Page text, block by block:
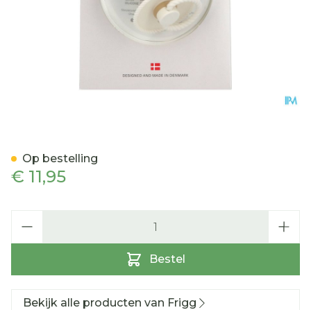
€ 11,95
Bestel
Op bestelling
Bekijk alle producten van Frigg